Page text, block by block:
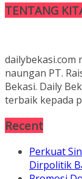
TENTANG
dailybekasi.com
naungan PT.
Bekasi. Daily
terbaik kepada
Recent
Perkuat
Dirpolitik